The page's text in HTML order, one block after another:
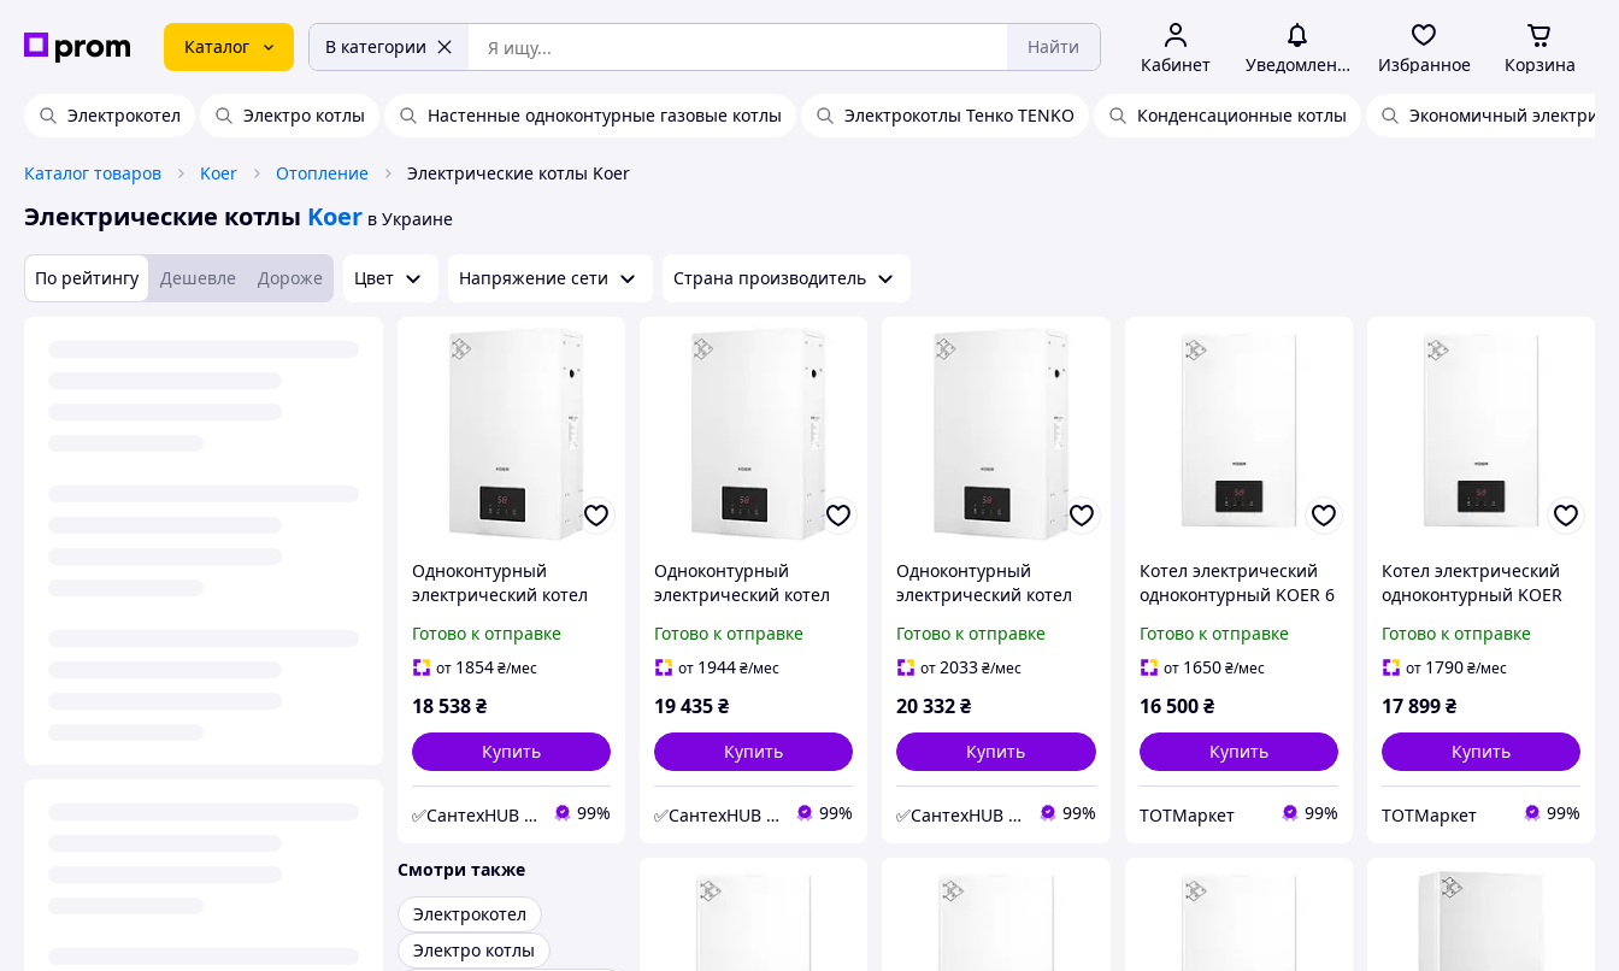
Каталог В категории Найти
Кабинет Уведомления Избранное Корзина
Электрокотел Электро котлы Настенные одноконтурные газовые котлы Электрокотлы Тенко TENKO Конденсационные котлы Экономичный
Каталог товаров Koer Отопление Электрические котлы Koer
Электрические котлы Koer в Украине
По рейтингу Дешевле Дороже Цвет Напряжение сети Страна производитель
Одноконтурный
электрический котел
до 80 м² WiFi (KR5559)
Готово к отправке
от 1854₴/мес
18 538₴
Купить
✅СантехHUB | SantehHUB.com 99%
Одноконтурный
электрический котел
до 100 м² WiFi (KR5560)
Готово к отправке
от 1944₴/мес
19 435₴
Купить
✅СантехHUB | SantehHUB.com 99%
Одноконтурный
электрический котел
до 120 м² WiFi (KR5561)
Готово к отправке
от2033₴/мес
20 332₴
Купить
✅СантехHUB | SantehHUB.com 99%
Котел электрический
одноконтурный KOER 6
Готово к отправке
от 1650 ₴/мес
16 500 ₴
Купить
ТОТМаркет 99%
Котел электрический
одноконтурный KOER
Готово к отправке
от 1790₴/мес
17 899₴
Купить
ТОТМаркет 99%
Смотри также
Электрокотел
Электро котлы